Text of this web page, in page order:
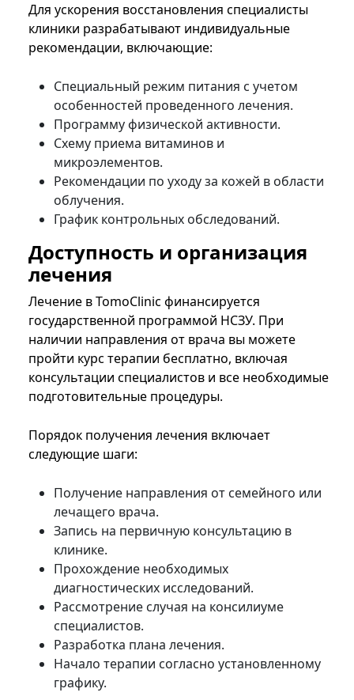
Для ускорения восстановления специалисты
клиники разрабатывают индивидуальные
рекомендации, включающие:
Специальный режим питания с учетом
особенностей проведенного лечения.
Программу физической активности.
Схему приема витаминов и
микроэлементов.
Рекомендации по уходу за кожей в области
облучения.
График контрольных обследований.
Доступность и организация
лечения
Лечение в TomoClinic финансируется
государственной программой НСЗУ. При
наличии направления от врача вы можете
пройти курс терапии бесплатно, включая
консультации специалистов и все необходимые
подготовительные процедуры.
Порядок получения лечения включает
следующие шаги:
Получение направления от семейного или
лечащего врача.
Запись на первичную консультацию в
клинике.
Прохождение необходимых
диагностических исследований.
Рассмотрение случая на консилиуме
специалистов.
Разработка плана лечения.
Начало терапии согласно установленному
графику.